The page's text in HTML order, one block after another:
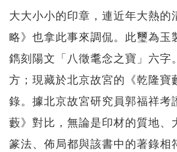
大大小小的印章，連近年大熱的
略》也拿此事來調侃。此璽為玉
鐫刻陽文「八徵耄念之寶」六字
方；現藏於北京故宮的《乾隆寶
錄。據北京故宮研究員郭福祥考
藪》對比，無論是印材的質地、
篆法、佈局都與該書中的著錄相